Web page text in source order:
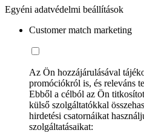
Egyéni adatvédelmi beállítások
Customer match marketing
Az Ön hozzájárulásával
promóciókról is, és releváns
Ebből a célból az Ön
külső szolgáltatókkal
hirdetési csatornáikat
szolgáltatásaikat: